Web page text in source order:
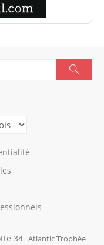
34 Atlantic Trophée